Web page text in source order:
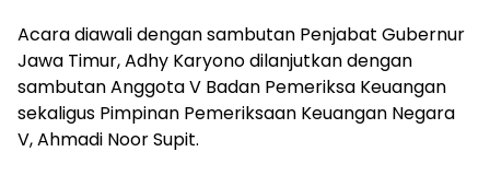
Acara diawali dengan sambutan Penjabat Gubernur
Jawa Timur, Adhy Karyono dilanjutkan dengan
sambutan Anggota V Badan Pemeriksa Keuangan
sekaligus Pimpinan Pemeriksaan Keuangan Negara
V, Ahmadi Noor Supit.